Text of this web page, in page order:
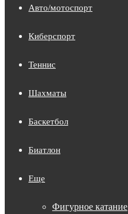
Авто/мотоспорт
Киберспорт
Теннис
Шахматы
Баскетбол
Биатлон
Еще
Фигурное катание